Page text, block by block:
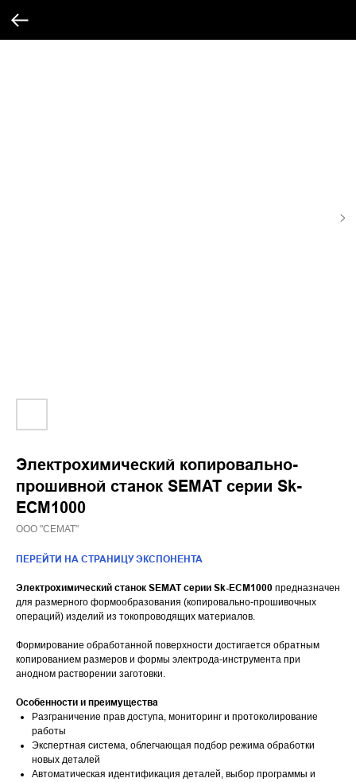
Электрохимический копировально-
прошивной станок SEMAT серии Sk-
ECM1000
ООО "СЕМАТ"
ПЕРЕЙТИ НА СТРАНИЦУ ЭКСПОНЕНТА
Электрохимический станок SEMAT серии Sk-ECM1000 предназначен
для размерного формообразования (копировально-прошивочных
операций) изделий из токопроводящих материалов.
Формирование обработанной поверхности достигается обратным
копированием размеров и формы электрода-инструмента при
анодном растворении заготовки.
Особенности и преимущества
Разграничение прав доступа, мониторинг и протоколирование
работы
Экспертная система, облегчающая подбор режима обработки
новых деталей
Автоматическая идентификация деталей, выбор программы и